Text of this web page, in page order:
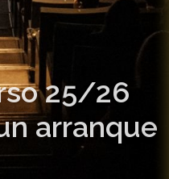
25/26
arranque